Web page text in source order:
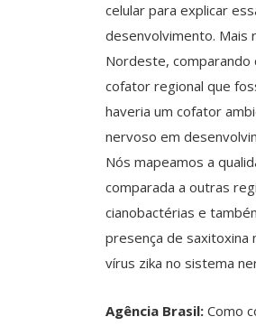
celular para explicar
desenvolvimento. Mais
Nordeste, comparando
cofator regional que
haveria um cofator
nervoso em
Nós mapeamos a
comparada a outras
cianobactérias e
presença de
vírus zika no sistema
Agência Brasil: Como